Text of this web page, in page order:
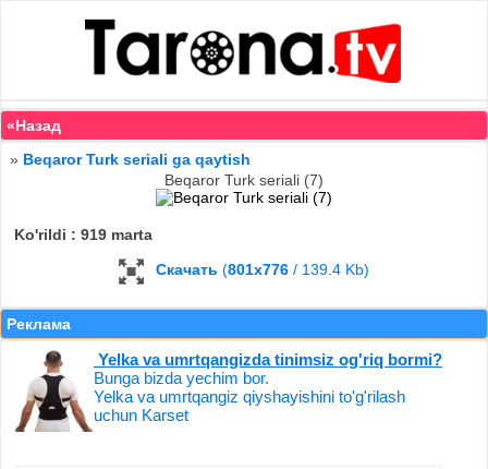
«Назад
» Beqaror Turk seriali ga qaytish
Beqaror Turk seriali (7)
Ko'rildi : 919 marta
Скачать (801x776 / 139.4 Kb)
Реклама
Yelka va umrtqangizda tinimsiz og'riq bormi?
Bunga bizda yechim bor.
Yelka va umrtqangiz qiyshayishini to'g'rilash
uchun Karset